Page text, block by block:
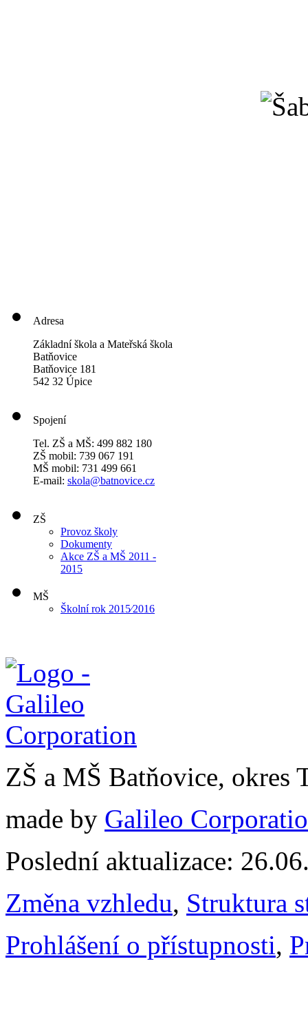
Adresa
Základní škola a Mateřská škola
Batňovice
Batňovice 181
542 32 Úpice
Spojení
Tel. ZŠ a MŠ: 499 882 180
ZŠ mobil: 739 067 191
MŠ mobil: 731 499 661
E-mail: skola@batnovice.cz
ZŠ
Provoz školy
Dokumenty
Akce ZŠ a MŠ 2011 -
2015
MŠ
Školní rok 2015⁄2016
ZŠ a MŠ Batňovice, okres
made by Galileo
Poslední aktualizace:
Změna vzhledu, Struktura
Prohlášení o přístupnosti,